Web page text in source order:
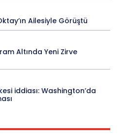
Ailesiyle Görüştü
Altında Yeni Zirve
iddiası: Washington’da